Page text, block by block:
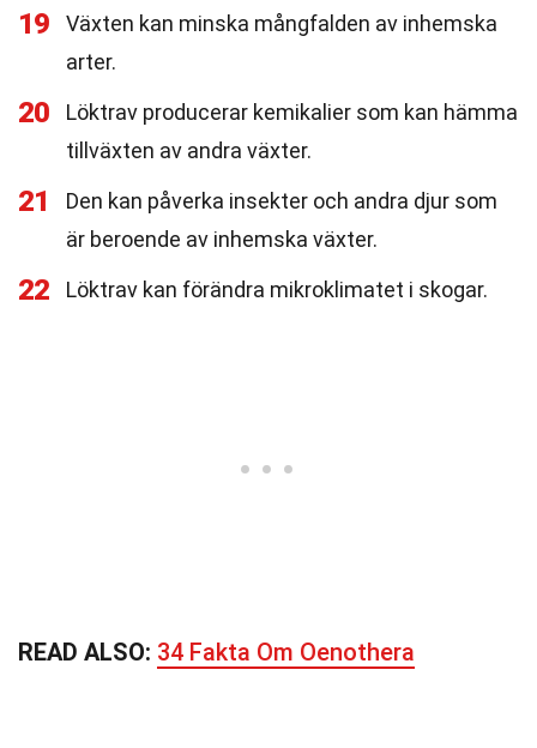
19
Växten kan minska mångfalden av inhemska
arter.
20
Löktrav producerar kemikalier som kan hämma
tillväxten av andra växter.
21
Den kan påverka insekter och andra djur som
är beroende av inhemska växter.
22 Löktrav kan förändra mikroklimatet i skogar.
READ ALSO: 34 Fakta Om Oenothera